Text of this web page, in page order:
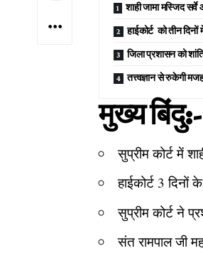
शाही जामा मस्जिद
हाईकोर्ट को तीन
जिला प्रशासन को
तत्त्वज्ञान से रुकेगी
मुख्य
सुप्रीम कोर्ट में
हाईकोर्ट 3
सुप्रीम कोर्ट ने
संत रामपाल जी